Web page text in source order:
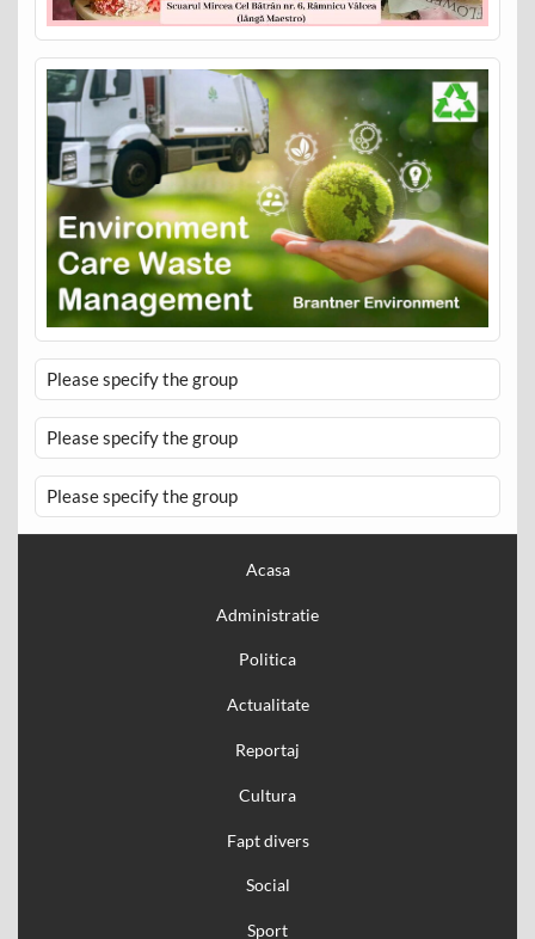
Please specify the group
Please specify the group
Please specify the group
Acasa
Administratie
Politica
Actualitate
Reportaj
Cultura
Fapt divers
Social
Sport